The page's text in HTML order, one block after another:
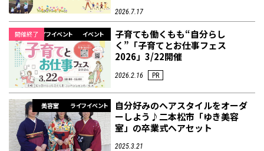
和食
メ
パン アジア・エスニッ
ク
テイクアウト
温泉
レジャー・スポー
ツ施設
非日常 イベントレポート
フィットネス・や
せたい
鍼灸・整体・リラ
クゼーション
脱毛 温活・サウナ 歯列矯正・審美歯
インテリア 食品・酒 生活を彩るモノ
その他
趣味・スキルアッ
プ
保育園・こども園 子どもの習い事・
塾
幼稚園 教育
2026.7.17
ライフイベント イベント
開催終了
子育ても働くもも“自分らし
く”「子育てとお仕事フェス
2026」3/22開催
2026.2.16 PR
美容室 ライフイベント
自分好みのヘアスタイルをオーダ
ーしよう♪二本松市「ゆき美容
室」の卒業式ヘアセット
2025.3.21